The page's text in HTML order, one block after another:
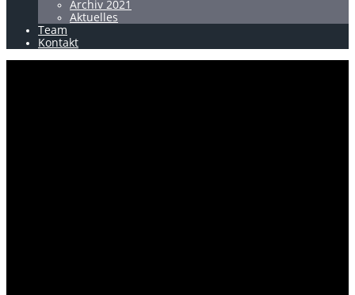
Archiv 2021
Aktuelles
Team
Kontakt